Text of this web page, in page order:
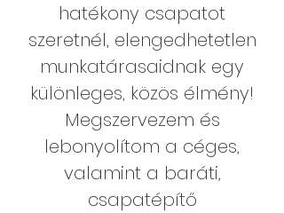
hatékony csapatot
szeretnél, elengedhetetlen
munkatárasaidnak egy
különleges, közös élmény!
Megszervezem és
lebonyolítom a céges,
valamint a baráti,
csapatépítő